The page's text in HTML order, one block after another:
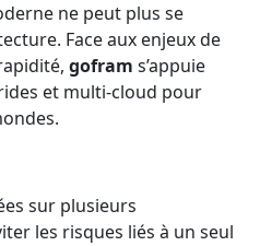
ne peut plus se
Face aux enjeux de
gofram s’appuie
et multi-cloud pour
sur plusieurs
les risques liés à un seul